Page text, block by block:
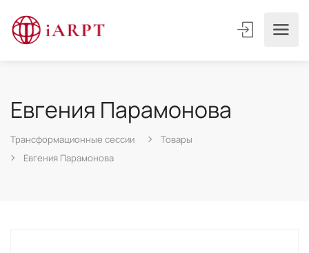
Евгения Парамонова
Трансформационные сессии
Товары
Евгения Парамонова